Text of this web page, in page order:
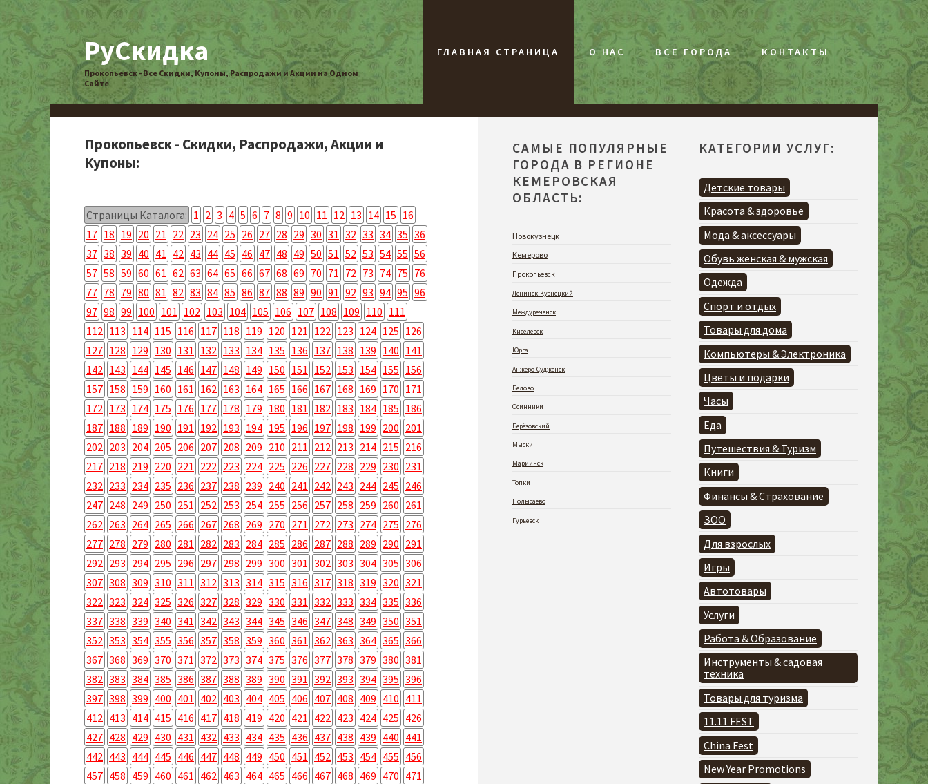
РуСкидка
Прокопьевск - Все Скидки, Купоны, Распродажи и Акции на Одном
Сайте
ГЛАВНАЯ СТРАНИЦА О НАС ВСЕ ГОРОДА КОНТАКТЫ
Прокопьевск - Скидки, Распродажи, Акции и
Купоны:
Страницы Каталога: 1 2 3 4 5 6 7 8 9 10 11 12 13 14 15 16
17 18 19 20 21 22 23 24 25 26 27 28 29 30 31 32 33 34 35 36
37 38 39 40 41 42 43 44 45 46 47 48 49 50 51 52 53 54 55 56
57 58 59 60 61 62 63 64 65 66 67 68 69 70 71 72 73 74 75 76
77 78 79 80 81 82 83 84 85 86 87 88 89 90 91 92 93 94 95 96
97 98 99 100 101 102 103 104 105 106 107 108 109 110 111
112 113 114 115 116 117 118 119 120 121 122 123 124 125 126
127 128 129 130 131 132 133 134 135 136 137 138 139 140 141
142 143 144 145 146 147 148 149 150 151 152 153 154 155 156
157 158 159 160 161 162 163 164 165 166 167 168 169 170 171
172 173 174 175 176 177 178 179 180 181 182 183 184 185 186
187 188 189 190 191 192 193 194 195 196 197 198 199 200 201
202 203 204 205 206 207 208 209 210 211 212 213 214 215 216
217 218 219 220 221 222 223 224 225 226 227 228 229 230 231
232 233 234 235 236 237 238 239 240 241 242 243 244 245 246
247 248 249 250 251 252 253 254 255 256 257 258 259 260 261
262 263 264 265 266 267 268 269 270 271 272 273 274 275 276
277 278 279 280 281 282 283 284 285 286 287 288 289 290 291
292 293 294 295 296 297 298 299 300 301 302 303 304 305 306
307 308 309 310 311 312 313 314 315 316 317 318 319 320 321
322 323 324 325 326 327 328 329 330 331 332 333 334 335 336
337 338 339 340 341 342 343 344 345 346 347 348 349 350 351
352 353 354 355 356 357 358 359 360 361 362 363 364 365 366
367 368 369 370 371 372 373 374 375 376 377 378 379 380 381
382 383 384 385 386 387 388 389 390 391 392 393 394 395 396
397 398 399 400 401 402 403 404 405 406 407 408 409 410 411
412 413 414 415 416 417 418 419 420 421 422 423 424 425 426
427 428 429 430 431 432 433 434 435 436 437 438 439 440 441
442 443 444 445 446 447 448 449 450 451 452 453 454 455 456
457 458 459 460 461 462 463 464 465 466 467 468 469 470 471
САМЫЕ ПОПУЛЯРНЫЕ
ГОРОДА В РЕГИОНЕ
КЕМЕРОВСКАЯ
ОБЛАСТЬ:
Новокузнецк
Кемерово
Прокопьевск
Ленинск-Кузнецкий
Междуреченск
Киселёвск
Юрга
Анжеро-Судженск
Белово
Осинники
Берёзовский
Мыски
Мариинск
Топки
Полысаево
Гурьевск
КАТЕГОРИИ УСЛУГ:
Детские товары
Красота & здоровье
Мода & аксессуары
Обувь женская & мужская
Одежда
Спорт и отдых
Товары для дома
Компьютеры & Электроника
Цветы и подарки
Часы
Еда
Путешествия & Туризм
Книги
Финансы & Страхование
ЗОО
Для взрослых
Игры
Автотовары
Услуги
Работа & Образование
Инструменты & садовая
техника
Товары для туризма
11.11 FEST
China Fest
New Year Promotions